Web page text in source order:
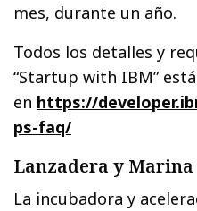
mes, durante un año.
Todos los detalles y
“Startup with IBM”
en https://
ps-faq/
Lanzadera y Marina
La incubadora y